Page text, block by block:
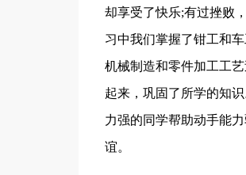
却享受了快乐;有过挫败
习中我们掌握了钳工和
机械制造和零件加工工
起来，巩固了所学的知
力强的同学帮助动手能
谊。